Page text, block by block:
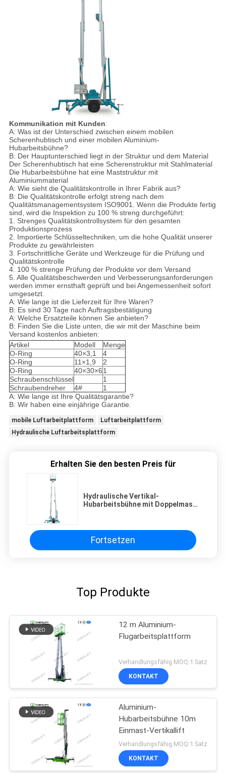
Kommunikation mit Kunden:
A: Was ist der Unterschied zwischen einem mobilen
Scherenhubtisch und einer mobilen Aluminium-
Hubarbeitsbühne?
B: Der Hauptunterschied liegt in der Struktur und dem Material
Der Scherenhubtisch hat eine Scherenstruktur mit Stahlmaterial
Die Hubarbeitsbühne hat eine Maststruktur mit
Aluminiummaterial
A: Wie sieht die Qualitätskontrolle in Ihrer Fabrik aus?
B: Die Qualitätskontrolle erfolgt streng nach dem
Qualitätsmanagementsystem ISO9001. Wenn die Produkte fertig
sind, wird die Inspektion zu 100 % streng durchgeführt:
1. Strenges Qualitätskontrollsystem für den gesamten
Produktionsprozess
2. Importierte Schlüsseltechniken, um die hohe Qualität unserer
Produkte zu gewährleisten
3. Fortschrittliche Geräte und Werkzeuge für die Prüfung und
Qualitätskontrolle
4. 100 % strenge Prüfung der Produkte vor dem Versand
5. Alle Qualitätsbeschwerden und Verbesserungsanforderungen
werden immer ernsthaft geprüft und bei Angemessenheit sofort
umgesetzt.
A: Wie lange ist die Lieferzeit für Ihre Waren?
B: Es sind 30 Tage nach Auftragsbestätigung
A: Welche Ersatzteile können Sie anbieten?
B: Finden Sie die Liste unten, die wir mit der Maschine beim
Versand kostenlos anbieten:
Artikel
Modell
Menge
O-Ring
40×3,1
4
O-Ring
11×1,9
2
O-Ring
40×30×61
Schraubenschlüssel
1
Schraubendreher
4#
1
A: Wie lange ist Ihre Qualitätsgarantie?
B: Wir haben eine einjährige Garantie.
mobile Luftarbeitplattform
Luftarbeitplattform
Hydraulische Luftarbeitsplattform
Erhalten Sie den besten Preis für
Hydraulische Vertikal-
Hubarbeitsbühne mit Doppelmast,
Fortsetzen
Top Produkte
12 m Aluminium-
Flugarbeitsplattform
Verhandlungsfähig MOQ:1 Satz
KONTAKT
Aluminium-
Hubarbeitsbühne 10m
Einmast-Vertikallift
Verhandlungsfähig MOQ:1 Satz
KONTAKT